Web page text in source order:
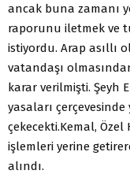
ancak buna zamanı
raporunu iletmek ve
istiyordu. Arap asıllı
vatandaşı
karar verilmişti. Şeyh
yasaları çerçevesinde
çekecekti.Kemal,
işlemleri yerine
alındı.